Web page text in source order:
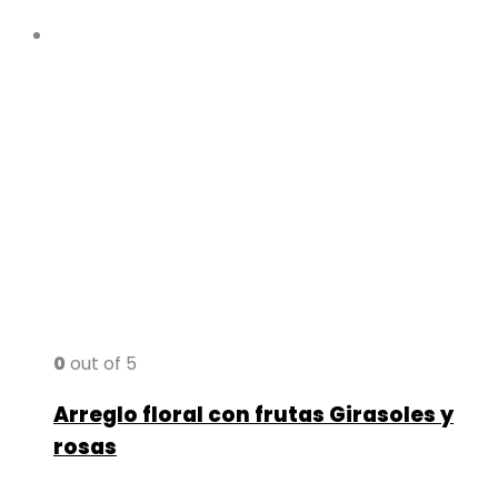
0 out of 5
Arreglo floral con frutas Girasoles y
rosas